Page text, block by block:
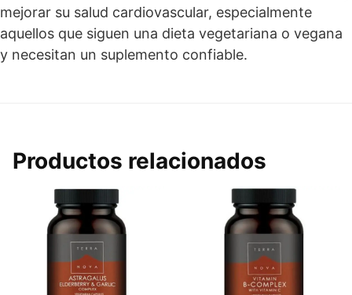
mejorar su salud cardiovascular, especialmente
aquellos que siguen una dieta vegetariana o vegana
y necesitan un suplemento confiable.
Productos relacionados